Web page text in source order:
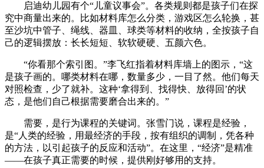
启迪幼儿园有个“儿童议事会”。各类规则都是孩子们在探
究中商量出来的。比如材料库怎么分类，游戏区怎么轮换，甚
至沙坑中管子、绳线、器皿、球类等材料的收纳，全按孩子自
己的逻辑摆放：长长短短、软软硬硬、五颜六色。
“你看那个索引图。”李飞红指着材料库墙上的图示，“这
是孩子画的。哪类材料在哪，数量多少，一目了然。他们每天
对照检查，少了就补。这种‘拿得到、找得快、放得回’的状
态，是他们自己根据需要磨合出来的。”
需要，是行为课程的关键词。张雪门说，课程是经验，
是“人类的经验，用最经济的手段，按有组织的调制，凭各种
的方法，以引起孩子的反应和活动”。在这里，“经济”是精准
——在孩子真正需要的时候，提供刚好够用的支持。